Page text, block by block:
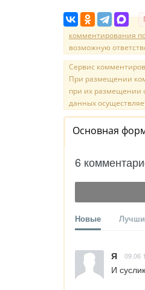
комментирования
возможную
Сервис
При размещении
при их размещении
данных
Основная
6
Новые
Я 09.06
И